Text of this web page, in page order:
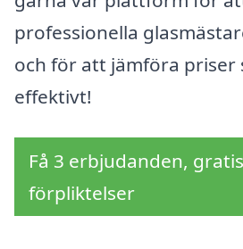
professionella
och för att jämföra priser
effektivt!
Få 3 erbjudanden,
förpliktelser